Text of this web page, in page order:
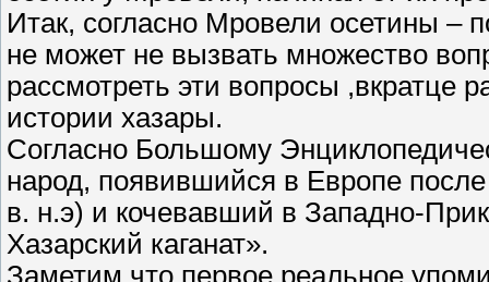
Итак, согласно Мровели осетины –
не может не вызвать множество
рассмотреть эти вопросы ,вкратце
истории хазары.
Согласно Большому
народ, появившийся в Европе
в. н.э) и кочевавший в Западно-
Хазарский каганат».
Заметим что первое реальное